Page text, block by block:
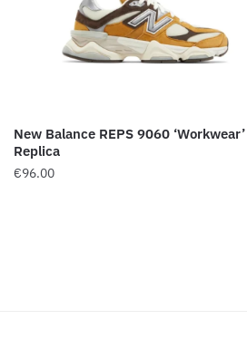
New Balance REPS 9060 ‘Workwear’
Replica
€96.00